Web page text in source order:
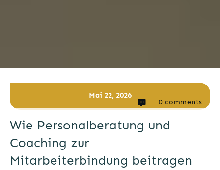
Mai 22, 2026
0 comments
Wie Personalberatung und
Coaching zur
Mitarbeiterbindung beitragen